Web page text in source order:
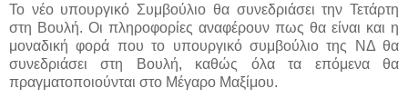
Το νέο υπουργικό Συμβούλιο θα συνεδριάσει την Τετάρτη
στη Βουλή. Οι πληροφορίες αναφέρουν πως θα είναι και η
μοναδική φορά που το υπουργικό συμβούλιο της ΝΔ θα
συνεδριάσει στη Βουλή, καθώς όλα τα επόμενα θα
πραγματοποιούνται στο Μέγαρο Μαξίμου.